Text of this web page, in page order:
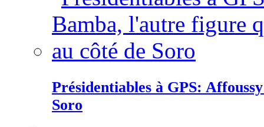
Présidentiables à GPS:
Soro